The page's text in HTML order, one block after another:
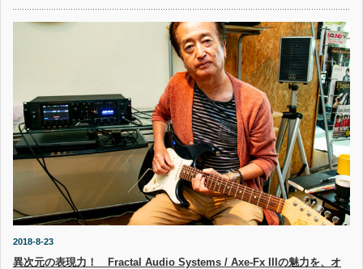
2018-8-23
異次元の表現力！ Fractal Audio Systems / Axe-Fx IIIの魅力を、オ